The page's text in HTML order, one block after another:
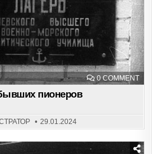
0 COMMENTON
пионеров
29.01.2024